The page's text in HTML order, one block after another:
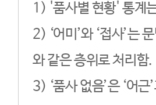
1) '품사별 현황' 통계
2) ‘어미’와 ‘접사’는
와 같은 층위로 처리함.
3) ‘품사 없음’은 ‘어